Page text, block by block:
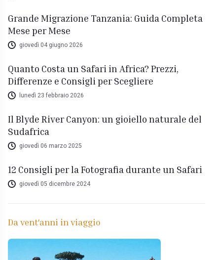
Grande Migrazione Tanzania: Guida Completa
Mese per Mese
giovedì 04 giugno 2026
Quanto Costa un Safari in Africa? Prezzi,
Differenze e Consigli per Scegliere
lunedì 23 febbraio 2026
Il Blyde River Canyon: un gioiello naturale del
Sudafrica
giovedì 06 marzo 2025
12 Consigli per la Fotografia durante un Safari
giovedì 05 dicembre 2024
Da vent'anni in viaggio